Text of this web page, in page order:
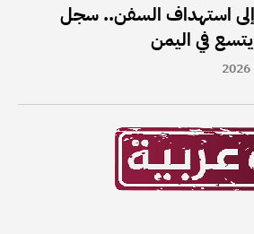
إلى استهداف السفن.. سجل
يتسع في اليمن